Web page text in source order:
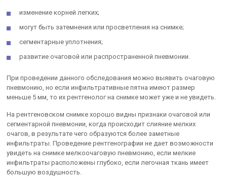
изменение корней легких;
могут быть затемнения или просветления на снимке;
сегментарные уплотнения;
развитие очаговой или распространенной пневмонии.
При проведении данного обследования можно выявить очаговую
пневмонию, но если инфильтративные пятна имеют размер
меньше 5 мм, то их рентгенолог на снимке может уже и не увидеть.
На рентгеновском снимке хорошо видны признаки очаговой или
сегментарной пневмонии, когда происходит слияние мелких
очагов, в результате чего образуются более заметные
инфильтраты. Проведение рентгенографии не дает возможности
увидеть на снимке мелкоочаговую пневмонию, если мелкие
инфильтраты расположены глубоко, если легочная ткань имеет
большую воздушность.